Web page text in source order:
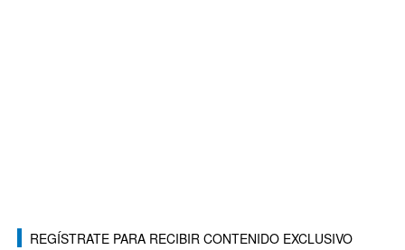
REGÍSTRATE PARA RECIBIR CONTENIDO EXCLUSIVO